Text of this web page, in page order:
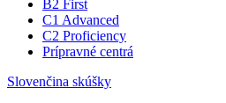
B2 First
C1 Advanced
C2 Proficiency
Prípravné centrá
Slovenčina skúšky